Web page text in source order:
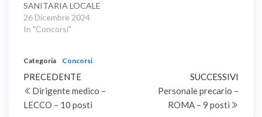
SANITARIA LOCALE
LATINA Concorso
pubblico, per titoli ed
collaboratore
professionale
amministrativo, area dei
professionisti della
salute e dei funzionari,
26 Dicembre 2024
In "Concorsi"
Categoria Concorsi
Navigazione
articoli
Articolo
precedente
PRECEDENTE
Dirigente medico –
LECCO – 10 posti
SUCCESSIVI
Personale precario –
ROMA – 9 posti